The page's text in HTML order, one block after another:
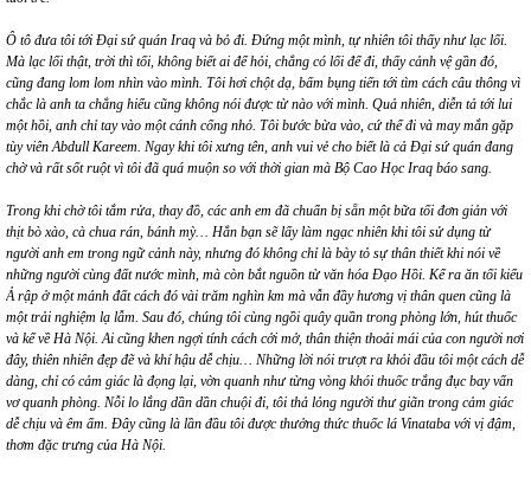
Ô tô đưa tôi tới Đại sứquán Iraq và bỏ đi. Đứng một mình, tự nhiên tôi thấy như lạc lối.
Mà lạc lối thật, trời thì tối, không biết ai để hỏi, chẳng có lối để đi, thấy cảnh vệ gần đó,
cũng đang lom lom nhìn vào mình. Tôi hơi chột dạ, bấm bụng tiến tới tìm cách câu thông vì
chắc là anh ta chẳng hiểu cũng không nói được từ nào với mình. Quả nhiên, diễn tả tới lui
một hồi, anh chỉ tay vào một cánh cổng nhỏ. Tôi bước bừa vào, cứ thế đi và may mắn gặp
tùy viên Abdull Kareem. Ngay khi tôi xưng tên, anh vui vẻ cho biết là cả Đại sứquán đang
chờ và rất sốt ruột vì tôi đã quá muộn so với thời gian mà Bộ Cao Học Iraq báo sang.
Trong khi chờ tôi tắm rửa, thay đồ, các anh em đã chuẩn bị sẵn một bữa tối đơn giản với
thịt bò xào, cà chua rán, bánh mỳ… Hẳn bạn sẽ lấy làm ngạc nhiên khi tôi sử dụng từ
người anh em trong ngữ cảnh này, nhưng đó không chỉ là bày tỏ sự thân thiết khi nói về
những người cùng đất nước mình, mà còn bắt nguồn từ văn hóa Đạo Hồi. Kể ra ăn tối kiểu
Ả rập ở một mảnh đất cách đó vài trăm nghìn km mà vẫn đầy hương vị thân quen cũng là
một trải nghiệm lạ lẫm. Sau đó, chúng tôi cùng ngồi quây quần trong phòng lớn, hút thuốc
và kể về Hà Nội. Ai cũng khen ngợi tính cách cởi mở, thân thiện thoải mái của con người nơi
đây, thiên nhiên đẹp đẽ và khí hậu dễ chịu… Những lời nói trượt ra khỏi đầu tôi một cách dễ
dàng, chỉ có cảm giác là đọng lại, vờn quanh như từng vòng khói thuốc trắng đục bay vẩn
vơ quanh phòng. Nỗi lo lắng dần dần chuội đi, tôi thả lỏng người thư giãn trong cảm giác
dễ chịu và êm ấm. Đây cũng là lần đầu tôi được thưởng thức thuốc lá Vinataba với vị đậm,
thơm đặc trưng của Hà Nội.